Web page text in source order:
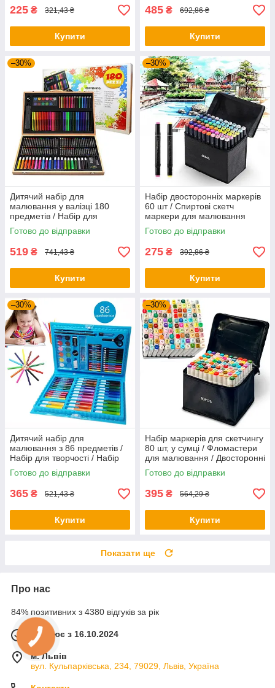
225 ₴ 321,43 ₴
Купити
485 ₴ 692,86 ₴
Купити
–30%
Дитячий набір для
малювання у валізці 180
предметів / Набір для
творчості / Набір юного
художника
Готово до відправки
519 ₴ 741,43 ₴
Купити
–30%
Набір двосторонніх маркерів
60 шт / Спиртові скетч
маркери для малювання
Готово до відправки
275 ₴ 392,86 ₴
Купити
–30%
Дитячий набір для
малювання з 86 предметів /
Набір для творчості / Набір
для малювання
Готово до відправки
365 ₴ 521,43 ₴
Купити
–30%
Набір маркерів для скетчингу
80 шт, у сумці / Фломастери
для малювання / Двосторонні
маркери
Готово до відправки
395 ₴ 564,29 ₴
Купити
Показати ще
Про нас
84% позитивних з 4380 відгуків за рік
Працює з 16.10.2024
м. Львів
вул. Кульпарківська, 234, 79029, Львів, Україна